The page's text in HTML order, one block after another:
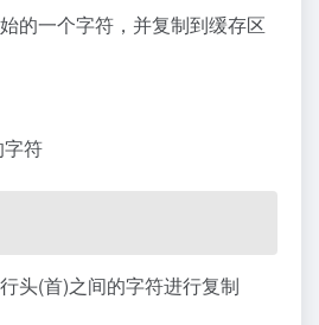
的一个字符，并复制到缓存区
字符
头(首)之间的字符进行复制